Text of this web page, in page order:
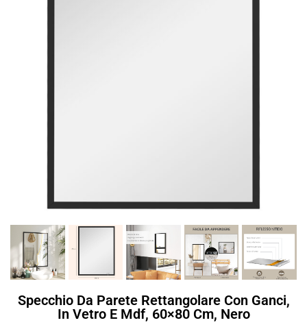
Specchio Da Parete Rettangolare Con Ganci,
In Vetro E Mdf, 60×80 Cm, Nero